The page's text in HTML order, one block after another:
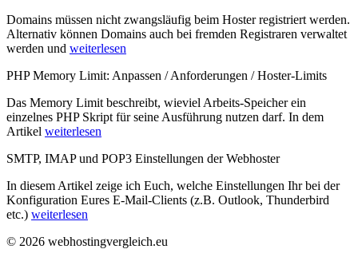
Domains müssen nicht zwangsläufig beim Hoster registriert werden.
Alternativ können Domains auch bei fremden Registraren verwaltet
werden und weiterlesen
PHP Memory Limit: Anpassen / Anforderungen / Hoster-Limits
Das Memory Limit beschreibt, wieviel Arbeits-Speicher ein
einzelnes PHP Skript für seine Ausführung nutzen darf. In dem
Artikel weiterlesen
SMTP, IMAP und POP3 Einstellungen der Webhoster
In diesem Artikel zeige ich Euch, welche Einstellungen Ihr bei der
Konfiguration Eures E-Mail-Clients (z.B. Outlook, Thunderbird
etc.) weiterlesen
© 2026 webhostingvergleich.eu